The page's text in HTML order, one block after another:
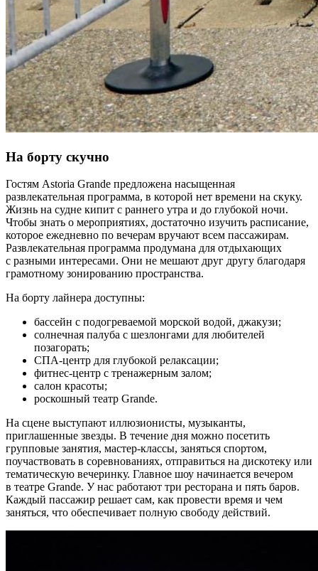
На борту скучно
Гостям Astoria Grande предложена насыщенная
развлекательная программа, в которой нет времени на скуку.
Жизнь на судне кипит с раннего утра и до глубокой ночи.
Чтобы знать о мероприятиях, достаточно изучить расписание,
которое ежедневно по вечерам вручают всем пассажирам.
Развлекательная программа продумана для отдыхающих
с разными интересами. Они не мешают друг другу благодаря
грамотному зонированию пространства.
На борту лайнера доступны:
бассейн с подогреваемой морской водой, джакузи;
солнечная палуба с шезлонгами для любителей
позагорать;
СПА-центр для глубокой релаксации;
фитнес-центр с тренажерным залом;
салон красоты;
роскошный театр Grande.
На сцене выступают иллюзионисты, музыканты,
приглашенные звезды. В течение дня можно посетить
групповые занятия, мастер-классы, заняться спортом,
поучаствовать в соревнованиях, отправиться на дискотеку или
тематическую вечеринку. Главное шоу начинается вечером
в театре Grande. У нас работают три ресторана и пять баров.
Каждый пассажир решает сам, как провести время и чем
заняться, что обеспечивает полную свободу действий.